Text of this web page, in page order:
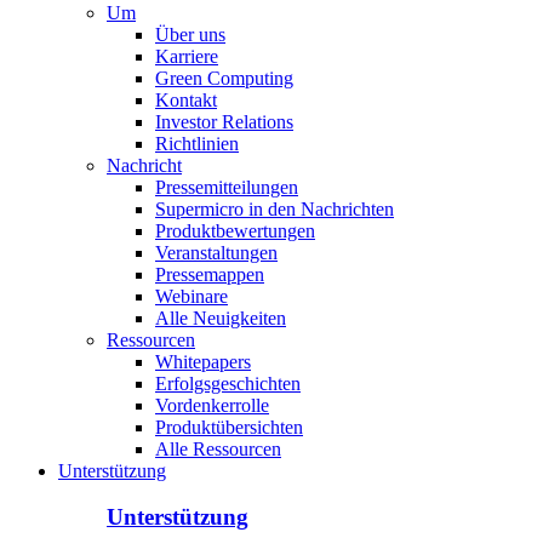
Um
Über uns
Karriere
Green Computing
Kontakt
Investor Relations
Richtlinien
Nachricht
Pressemitteilungen
Supermicro in den Nachrichten
Produktbewertungen
Veranstaltungen
Pressemappen
Webinare
Alle Neuigkeiten
Ressourcen
Whitepapers
Erfolgsgeschichten
Vordenkerrolle
Produktübersichten
Alle Ressourcen
Unterstützung
Unterstützung